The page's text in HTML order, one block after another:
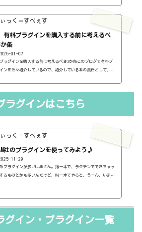
していますし、セールしているプラグインはブログの最初の方に
るように（編集したら、自動的に最初の方に表示されてるだけ
・・...
っく＝すぺぇす
有料プラグインを購入する前に考えるべ
か条
01-07
ラグインを購入する前に考えるべき3か条このブログで有料プ
ンを色々紹介しているので、紹介している者の責任として、有
中には、なぜ、これが無料なんだろう？と驚くような性能のもの
...
ラグインはこちら
っく＝すぺぇす
社のプラグインを使ってみよう♪
11-29
プラグインが多いUJAMさん。指一本で、ラクチンでできちゃっ
るものとかも多いんだけど、指一本でやると、うーん、いまい
ないので、参考までに・・・2025年5月 499ドル2025年11月
グイン・プラグイン一覧